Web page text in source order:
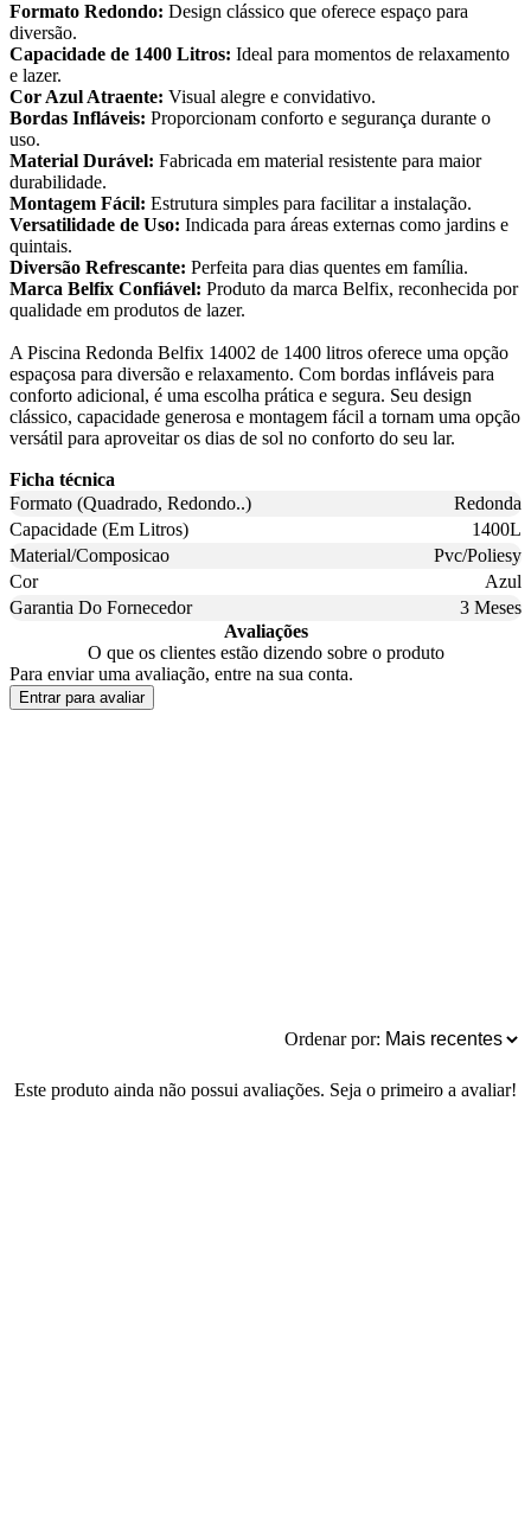
Formato Redondo: Design clássico que oferece espaço para
diversão.
Capacidade de 1400 Litros: Ideal para momentos de relaxamento
e lazer.
Cor Azul Atraente: Visual alegre e convidativo.
Bordas Infláveis: Proporcionam conforto e segurança durante o
uso.
Material Durável: Fabricada em material resistente para maior
durabilidade.
Montagem Fácil: Estrutura simples para facilitar a instalação.
Versatilidade de Uso: Indicada para áreas externas como jardins e
quintais.
Diversão Refrescante: Perfeita para dias quentes em família.
Marca Belfix Confiável: Produto da marca Belfix, reconhecida por
qualidade em produtos de lazer.
A Piscina Redonda Belfix 14002 de 1400 litros oferece uma opção
espaçosa para diversão e relaxamento. Com bordas infláveis para
conforto adicional, é uma escolha prática e segura. Seu design
clássico, capacidade generosa e montagem fácil a tornam uma opção
versátil para aproveitar os dias de sol no conforto do seu lar.
Ficha técnica
Formato (Quadrado, Redondo..)
Redonda
Capacidade (Em Litros)
1400L
Material/Composicao
Pvc/Poliesy
Cor
Azul
Garantia Do Fornecedor
3 Meses
Avaliações
O que os clientes estão dizendo sobre o produto
Para enviar uma avaliação, entre na sua conta.
Entrar para avaliar
Ordenar por:
Este produto ainda não possui avaliações. Seja o primeiro a avaliar!